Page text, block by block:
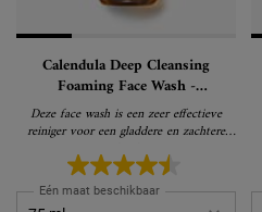
Calendula Deep Cleansing
Foaming Face Wash -
Gezichtsreiniger
Deze face wash is een zeer effectieve
reiniger voor een gladdere en zachtere
huid
Eén maat beschikbaar